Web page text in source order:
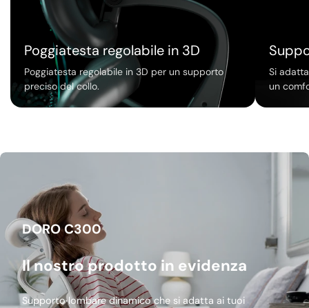
Poggiatesta regolabile in 3D
Poggiatesta regolabile in 3D per un supporto
preciso del collo.
Si
un
DORO C300
Il nostro prodotto in evidenza
Supporto lombare dinamico che si adatta ai tuoi